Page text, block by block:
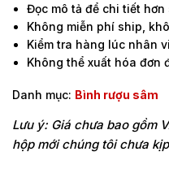
Đọc mô tả để chi tiết hơn
Không miễn phí ship,
Kiểm tra hàng lúc nhân
Không thể xuất hóa đơn
Danh mục: Bình rượu sâm
Lưu ý: Giá chưa bao gồm
hộp mới chúng tôi chưa